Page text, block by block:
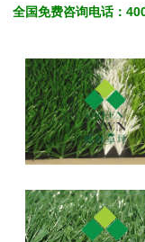
全国免费咨询电话：